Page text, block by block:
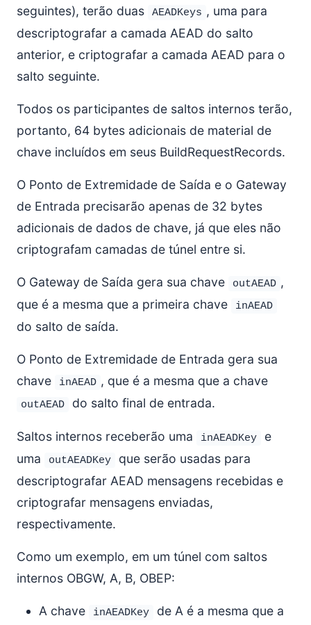
seguintes), terão duas
AEADKeys , uma para
descriptografar a camada AEAD do salto
anterior, e criptografar a camada AEAD para o
salto seguinte.
Todos os participantes de saltos internos terão,
portanto, 64 bytes adicionais de material de
chave incluídos em seus BuildRequestRecords.
O Ponto de Extremidade de Saída e o Gateway
de Entrada precisarão apenas de 32 bytes
adicionais de dados de chave, já que eles não
criptografam camadas de túnel entre si.
O Gateway de Saída gera sua chave outAEAD ,
que é a mesma que a primeira chave
inAEAD
do salto de saída.
O Ponto de Extremidade de Entrada gera sua
chave
inAEAD , que é a mesma que a chave
outAEAD do salto final de entrada.
Saltos internos receberão uma inAEADKey
e
uma
outAEADKey
que serão usadas para
descriptografar AEAD mensagens recebidas e
criptografar mensagens enviadas,
respectivamente.
Como um exemplo, em um túnel com saltos
internos OBGW, A, B, OBEP:
A chave inAEADKey
de A é a mesma que a